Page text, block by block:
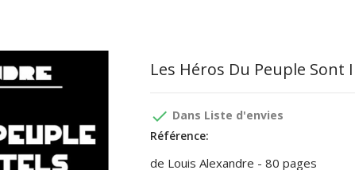
Les Héros Du Peuple Sont
done Dans Liste d'envies
Référence:
de Louis Alexandre - 80 pages